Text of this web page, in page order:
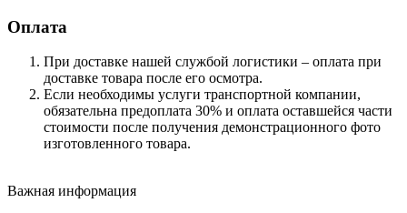
Оплата
При доставке нашей службой логистики – оплата при
доставке товара после его осмотра.
Если необходимы услуги транспортной компании,
обязательна предоплата 30% и оплата оставшейся части
стоимости после получения демонстрационного фото
изготовленного товара.
Важная информация